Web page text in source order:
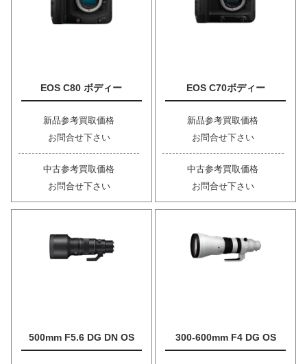
EOS C80 ボディー
新品参考買取価格
お問合せ下さい
中古参考買取価格
お問合せ下さい
EOS C70ボディー
新品参考買取価格
お問合せ下さい
中古参考買取価格
お問合せ下さい
500mm F5.6 DG DN OS 300-600mm F4 DG OS